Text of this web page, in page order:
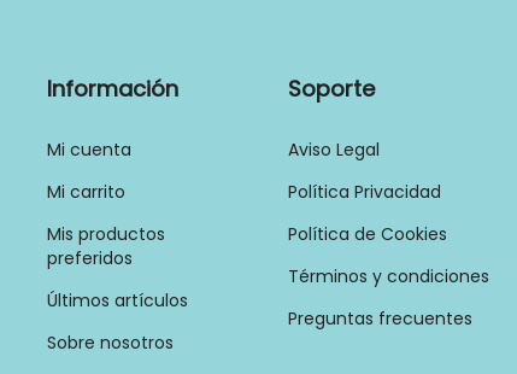
Información
Mi cuenta
Mi carrito
Mis productos
preferidos
Últimos artículos
Sobre nosotros
Soporte
Aviso Legal
Política Privacidad
Política de Cookies
Términos y condiciones
Preguntas frecuentes